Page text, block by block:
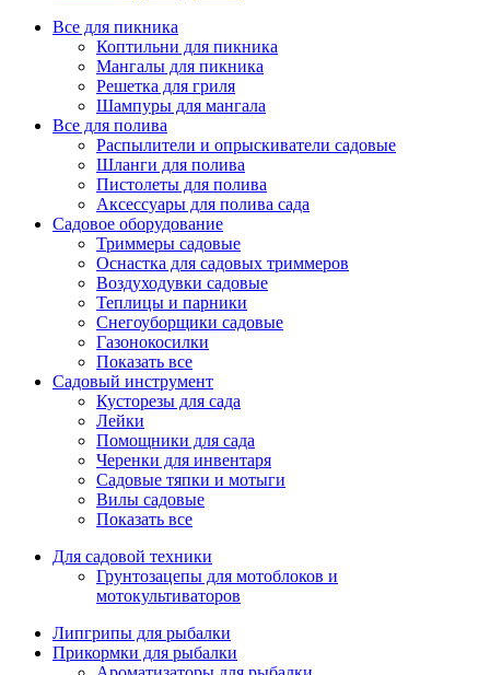
Все для пикника
Коптильни для пикника
Мангалы для пикника
Решетка для гриля
Шампуры для мангала
Все для полива
Распылители и опрыскиватели садовые
Шланги для полива
Пистолеты для полива
Аксессуары для полива сада
Садовое оборудование
Триммеры садовые
Оснастка для садовых триммеров
Воздуходувки садовые
Теплицы и парники
Снегоуборщики садовые
Газонокосилки
Показать все
Садовый инструмент
Кусторезы для сада
Лейки
Помощники для сада
Черенки для инвентаря
Садовые тяпки и мотыги
Вилы садовые
Показать все
Для садовой техники
Грунтозацепы для мотоблоков и
мотокультиваторов
Липгрипы для рыбалки
Прикормки для рыбалки